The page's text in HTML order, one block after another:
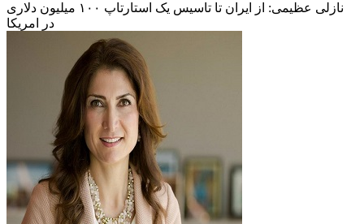
نازلی عظیمی: از ایران تا تاسیس یک استارتاپ ۱۰۰ میلیون دلاری
در امریکا